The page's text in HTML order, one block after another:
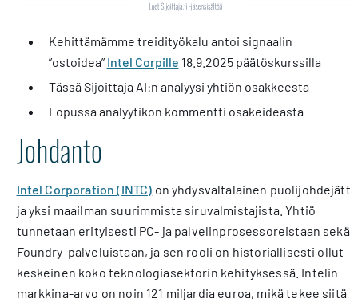
Kehittämämme treidityökalu antoi signaalin
”ostoidea” Intel Corpille 18.9.2025 päätöskurssilla
Tässä Sijoittaja AI:n analyysi yhtiön osakkeesta
Lopussa analyytikon kommentti osakeideasta
Johdanto
Intel Corporation (INTC) on yhdysvaltalainen puolijohdejätti
ja yksi maailman suurimmista siruvalmistajista. Yhtiö
tunnetaan erityisesti PC- ja palvelinprosessoreistaan sekä
Foundry-palveluistaan, ja sen rooli on historiallisesti ollut
keskeinen koko teknologiasektorin kehityksessä. Intelin
markkina-arvo on noin 121 miljardia euroa, mikä tekee siitä